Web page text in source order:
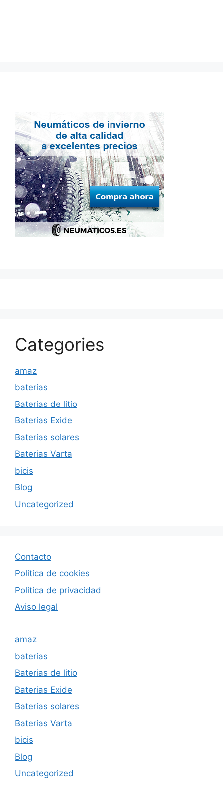
Categories
amaz
baterias
Baterias de litio
Baterias Exide
Baterias solares
Baterias Varta
bicis
Blog
Uncategorized
Contacto
Politica de cookies
Politica de privacidad
Aviso legal
amaz
baterias
Baterias de litio
Baterias Exide
Baterias solares
Baterias Varta
bicis
Blog
Uncategorized